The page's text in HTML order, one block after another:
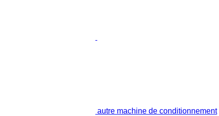
autre machine de conditionnement